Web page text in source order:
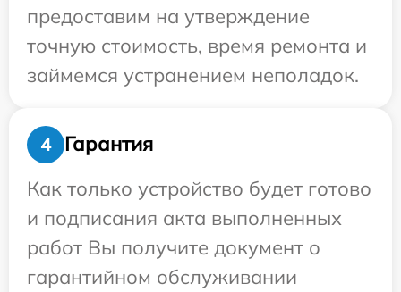
предоставим на утверждение
точную стоимость, время ремонта и
займемся устранением неполадок.
4
Гарантия
Как только устройство будет готово
и подписания акта выполненных
работ Вы получите документ о
гарантийном обслуживании